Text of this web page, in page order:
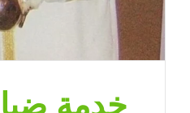
خدمة